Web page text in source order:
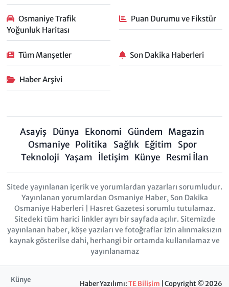
Osmaniye Trafik
Yoğunluk Haritası
Puan Durumu ve Fikstür
Tüm Manşetler Son Dakika Haberleri
Haber Arşivi
Asayiş Dünya Ekonomi Gündem Magazin
Osmaniye Politika Sağlık Eğitim
Spor
Teknoloji Yaşam İletişim Künye Resmi İlan
Sitede yayınlanan içerik ve yorumlardan yazarları sorumludur.
Yayınlanan yorumlardan Osmaniye Haber, Son Dakika
Osmaniye Haberleri | Hasret Gazetesi sorumlu tutulamaz.
Sitedeki tüm harici linkler ayrı bir sayfada açılır. Sitemizde
yayınlanan haber, köşe yazıları ve fotoğraflar izin alınmaksızın
kaynak gösterilse dahi, herhangi bir ortamda kullanılamaz ve
yayınlanamaz
Künye Haber Yazılımı:TE Bilişim | Copyright © 2026